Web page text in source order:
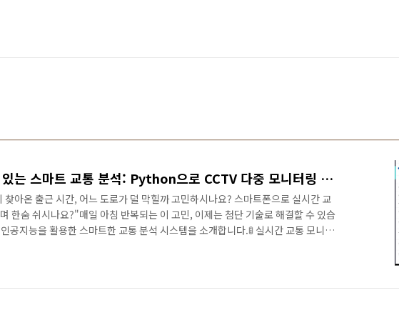
누구나 할 수 있는 스마트 교통 분석: Python으로 CCTV 다중 모니터링 구현
찾아온 출근 시간, 어느 도로가 덜 막힐까 고민하시나요? 스마트폰으로 실시간 교
한숨 쉬시나요?"매일 아침 반복되는 이 고민, 이제는 첨단 기술로 해결할 수 있습
공지능을 활용한 스마트한 교통 분석 시스템을 소개합니다.🚦 실시간 교통 모니터
스템은 한 가지 큰 제약이 있습니다."CCTV 화면을 하나씩 클릭하며 확인해야 한다
실시간 통합 분석이 어려움이런 불편함을 겪으신 분들을 위해, 더 스마트한 해결